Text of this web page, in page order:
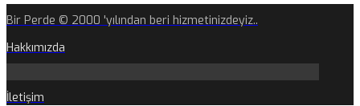
Bir Perde © 2000 'yılından beri hizmetinizdeyiz..
Hakkımızda
İletişim